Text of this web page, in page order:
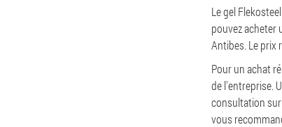
Le gel
pouvez acheter
Antibes. Le prix
Pour un achat
de l'entreprise.
consultation
vous